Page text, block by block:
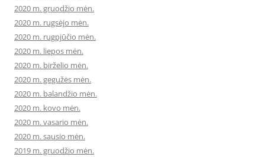
2020 m. gruodžio mėn.
2020 m. rugsėjo mėn.
2020 m. rugpjūčio mėn.
2020 m. liepos mėn.
2020 m. birželio mėn.
2020 m. gegužės mėn.
2020 m. balandžio mėn.
2020 m. kovo mėn.
2020 m. vasario mėn.
2020 m. sausio mėn.
2019 m. gruodžio mėn.